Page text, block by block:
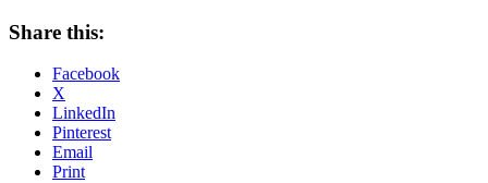
Share this:
Facebook
X
LinkedIn
Pinterest
Email
Print